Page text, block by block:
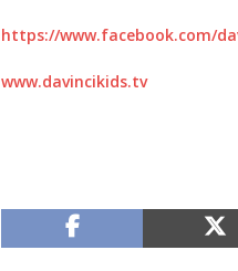
https://www.facebook.com/
www.davincikids.tv